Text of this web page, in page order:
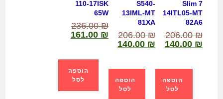
Slim 7
14ITL05-MT
82A6
206.00₪
140.00 ₪
הוספה
לסל
S540-
13IML-MT
81XA
206.00₪
140.00 ₪
הוספה
לסל
110-17ISK
65W
236.00₪
161.00 ₪
הוספה
לסל